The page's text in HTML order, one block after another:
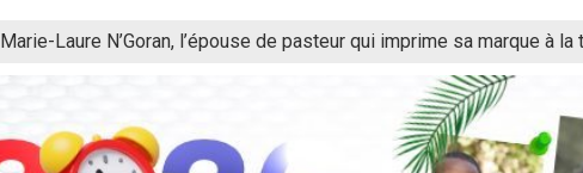
Marie-Laure N’Goran, l’épouse de pasteur qui imprime sa marque à